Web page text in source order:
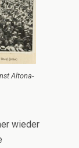
Altona-
wieder